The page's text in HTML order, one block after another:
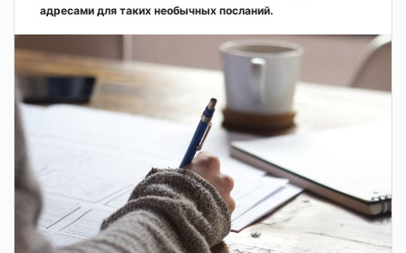
адресами для таких необычных посланий.